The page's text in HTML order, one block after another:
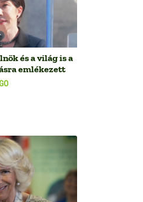
és a világ is a
emlékezett